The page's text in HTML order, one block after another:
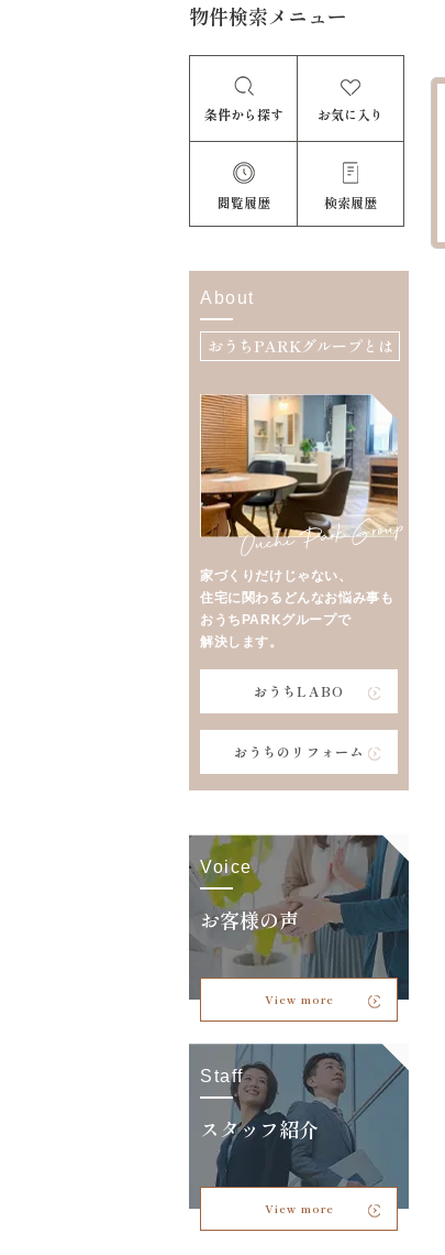
物件検索メニュー
条件から探す お気に入り
閲覧履歴 検索履歴
About
おうちPARKグループとは
家づくりだけじゃない、
住宅に関わるどんなお悩み事も
おうちPARKグループで
解決します。
おうちLABO
おうちのリフォーム
Voice
お客様の声
View more
Staff
スタッフ紹介
View more